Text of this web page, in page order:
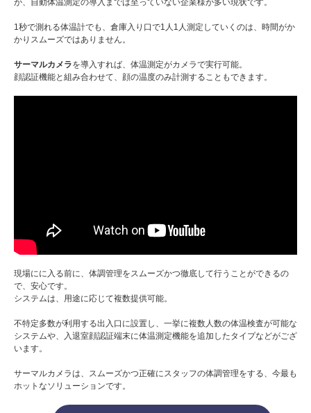
1秒で測れる体温計でも、倉庫入り口で1人1人測定していくのは、時間がか
かりスムーズではありません。
サーマルカメラを導入すれば、体温測定がカメラで実行可能。
顔認証機能と組み合わせて、顔の温度のみ計測することもできます。
現場にに入る前に、体調管理をスムーズかつ徹底して行うことができるの
で、安心です。
システムは、用途に応じて複数提供可能。
不特定多数が利用する出入口に設置し、一挙に複数人数の体温検査が可能な
システムや、入退室顔認証端末に体温測定機能を追加したタイプなどがござ
います。
サーマルカメラは、スムーズかつ正確にスタッフの体調管理をする、今最も
ホットなソリューションです。